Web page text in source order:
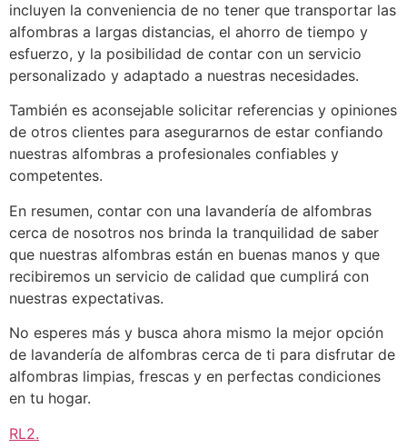
incluyen la conveniencia de no tener que transportar las
alfombras a largas distancias, el ahorro de tiempo y
esfuerzo, y la posibilidad de contar con un servicio
personalizado y adaptado a nuestras necesidades.
También es aconsejable solicitar referencias y opiniones
de otros clientes para asegurarnos de estar confiando
nuestras alfombras a profesionales confiables y
competentes.
En resumen, contar con una lavandería de alfombras
cerca de nosotros nos brinda la tranquilidad de saber
que nuestras alfombras están en buenas manos y que
recibiremos un servicio de calidad que cumplirá con
nuestras expectativas.
No esperes más y busca ahora mismo la mejor opción
de lavandería de alfombras cerca de ti para disfrutar de
alfombras limpias, frescas y en perfectas condiciones
en tu hogar.
RL2.